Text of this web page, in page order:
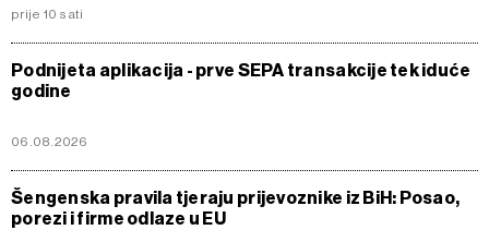
prije 10 sati
Podnijeta aplikacija - prve SEPA transakcije tek iduće
godine
06.08.2026
Šengenska pravila tjeraju prijevoznike iz BiH: Posao,
porezi i firme odlaze u EU